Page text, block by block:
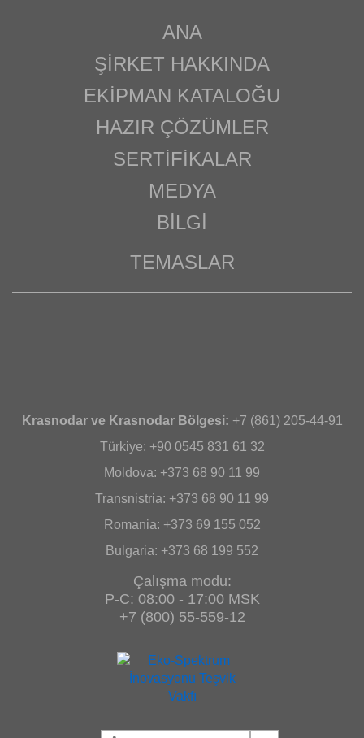
ANA
ŞIRKET HAKKINDA
EKIPMAN KATALOĞU
HAZIR ÇÖZÜMLER
SERTIFIKALAR
MEDYA
BILGI
TEMASLAR
Krasnodar ve Krasnodar Bölgesi: +7 (861) 205-44-91
Türkiye: +90 0545 831 61 32
Moldova: +373 68 90 11 99
Transnistria: +373 68 90 11 99
Romania: +373 69 155 052
Bulgaria: +373 68 199 552
Çalışma modu:
P-C: 08:00 - 17:00 MSK
+7 (800) 55-559-12